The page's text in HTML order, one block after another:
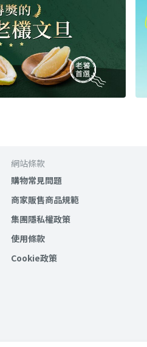
網站條款
購物常見問題
商家販售商品規範
集團隱私權政策
使用條款
Cookie政策